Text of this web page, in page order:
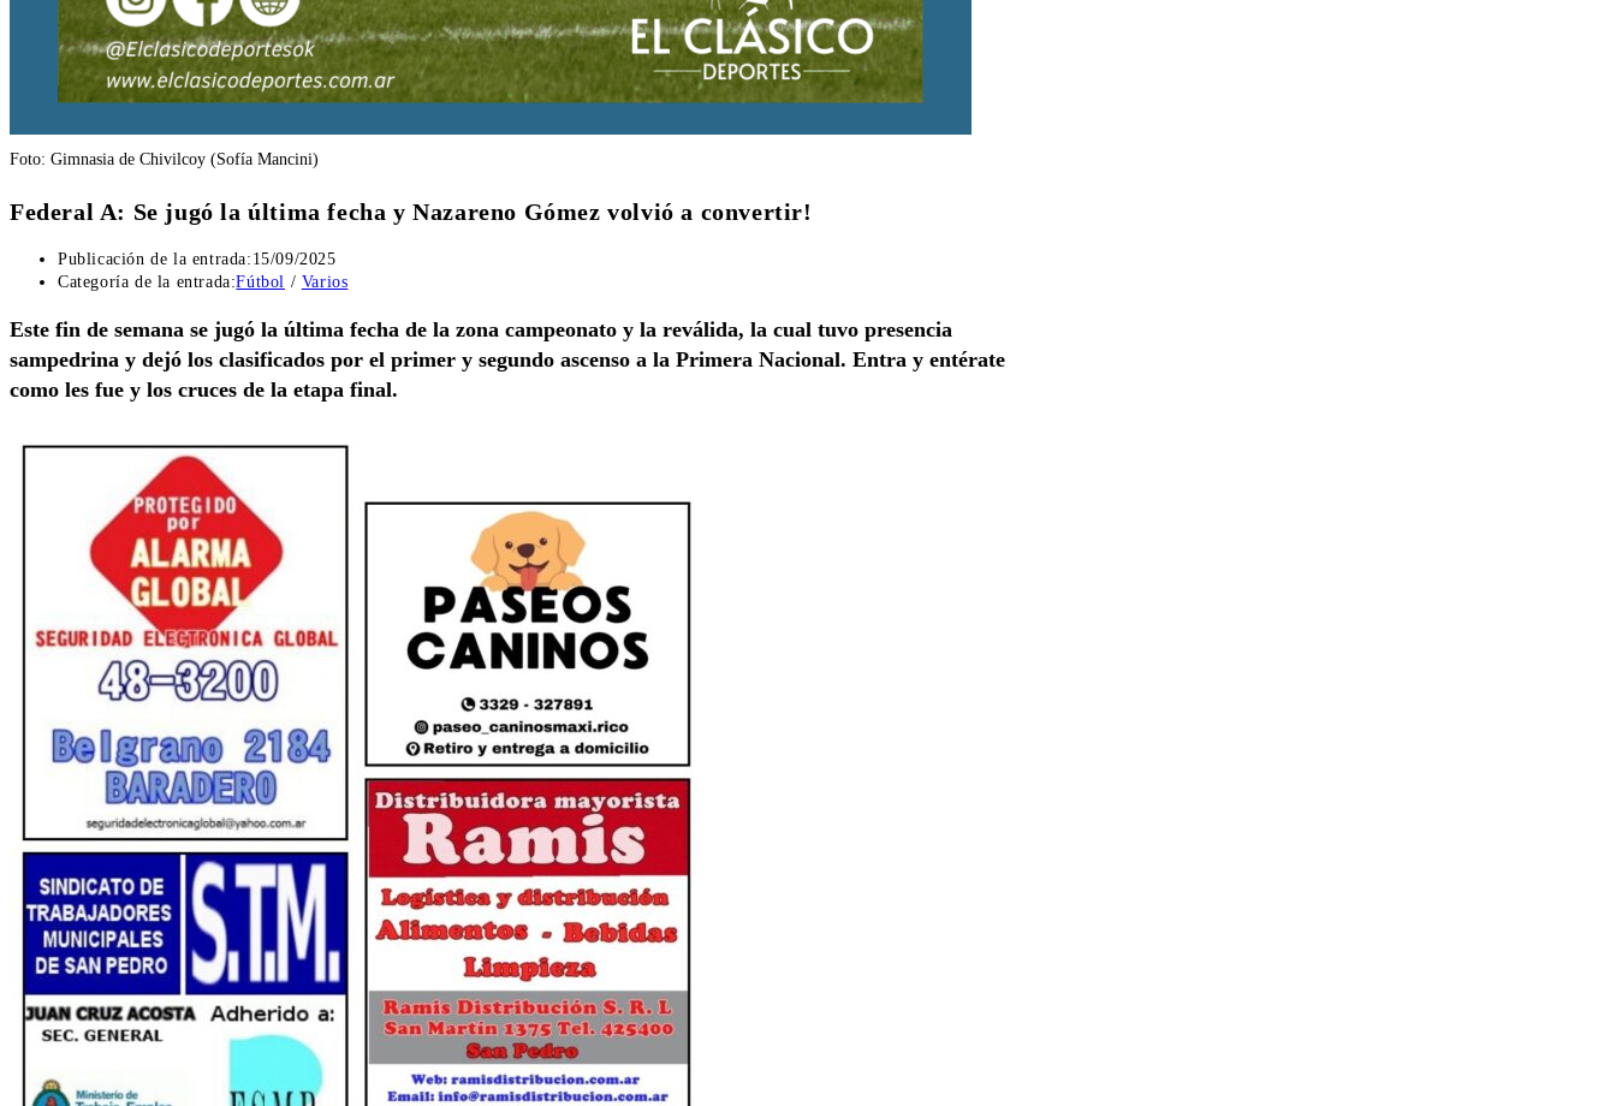
Foto: Gimnasia de Chivilcoy (Sofía Mancini)
Federal A: Se jugó la última fecha y Nazareno Gómez volvió a convertir!
Publicación de la entrada: 15/09/2025
Categoría de la entrada:Fútbol / Varios
Este fin de semana se jugó la última fecha de la zona campeonato y la reválida, la cual tuvo presencia
sampedrina y dejó los clasificados por el primer y segundo ascenso a la Primera Nacional. Entra y entérate
como les fue y los cruces de la etapa final.